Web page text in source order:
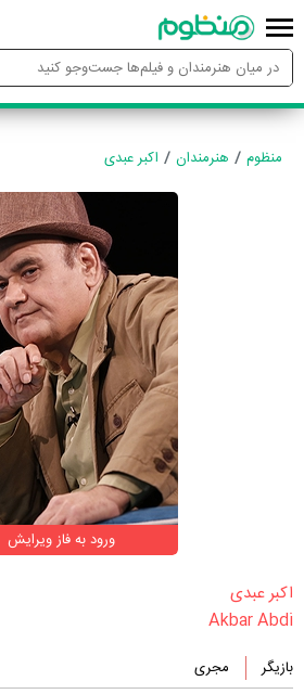
منظوم هنرمندان اکبر عبدی
ورود به فاز ویرایش
‏اکبر عبدی‏
Akbar Abdi
بازیگر
مجری